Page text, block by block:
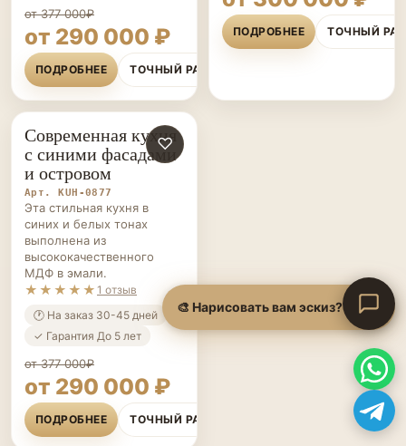
от 290 000 ₽
ПОДРОБНЕЕ ТОЧНЫЙ РАСЧЁТ
ПОДРОБНЕЕ ТОЧНЫЙ
♡
Современная кухня
с синими фасадами
и островом
Арт. KUH-0877
Эта стильная кухня в
синих и белых тонах
выполнена из
★★★★★1 отзыв
🕐 На заказ 30-45 дней
✓ Гарантия До 5 лет
от 377 000₽
от 290 000 ₽
ПОДРОБНЕЕ ТОЧНЫЙ РАСЧЁТ